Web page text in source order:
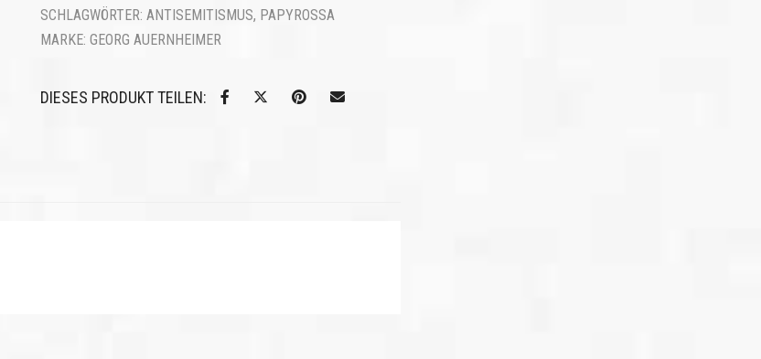
SCHLAGWÖRTER: ANTISEMITISMUS, PAPYROSSA
MARKE: GEORG AUERNHEIMER
DIESES PRODUKT TEILEN: